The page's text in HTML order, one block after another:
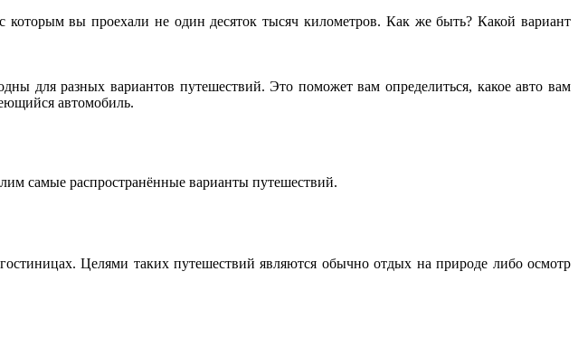
вы проехали не один десяток тысяч километров. Как же быть? Какой вариант
для разных вариантов путешествий. Это поможет вам определиться, какое авто вам
автомобиль.
самые распространённые варианты путешествий.
Целями таких путешествий являются обычно отдых на природе либо осмотр